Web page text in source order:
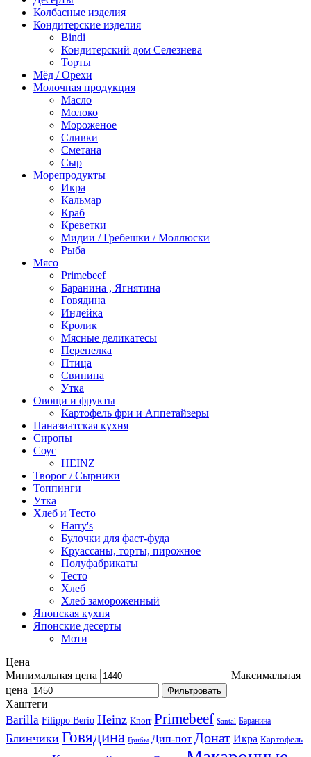
Колбасные изделия
Кондитерские изделия
Bindi
Кондитерский дом Селезнева
Торты
Мёд / Орехи
Молочная продукция
Масло
Молоко
Мороженое
Сливки
Сметана
Сыр
Морепродукты
Икра
Кальмар
Краб
Креветки
Мидии / Гребешки / Моллюски
Рыба
Мясо
Primebeef
Баранина , Ягнятина
Говядина
Индейка
Кролик
Мясные деликатесы
Перепелка
Птица
Свинина
Утка
Овощи и фрукты
Картофель фри и Аппетайзеры
Паназиатская кухня​
Сиропы
Соус
HEINZ
Творог / Сырники
Топпинги
Утка
Хлеб и Тесто
Harry's
Булочки для фаст-фуда
Круассаны, торты, пирожное
Полуфабрикаты
Тесто
Хлеб
Хлеб замороженный
Японская кухня
Японские десерты
Моти
Цена
Минимальная цена
Максимальная
цена
Фильтровать
Хаштеги
Barilla Filippo Berio Heinz Knorr Primebeef Santal Баранина
Блинчики Говядина Грибы Дип-пот Донат Икра Картофель